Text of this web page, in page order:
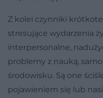
Z kolei czynniki
stresujące wydarzenia
interpersonalne,
problemy z nauką,
środowisku. Są one
pojawieniem się lub